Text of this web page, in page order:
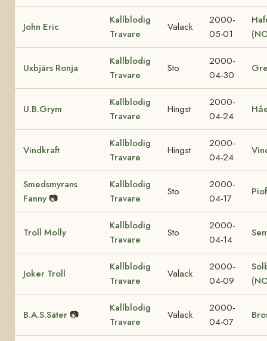
John Eric
Kallblodig
Travare
Valack
2000-
05-01
Uxbjärs Ronja
Kallblodig
Travare
Sto
2000-
04-30
U.B.Grym
Kallblodig
Travare
Hingst
2000-
04-24
Vindkraft
Kallblodig
Travare
Hingst
2000-
04-24
Smedsmyrans
Fanny 📷
Kallblodig
Travare
Sto
2000-
04-17
Troll Molly
Kallblodig
Travare
Sto
2000-
04-14
Joker Troll
Kallblodig
Travare
Valack
2000-
04-09
B.A.S.Säter 📷
Kallblodig
Travare
Valack
2000-
04-07